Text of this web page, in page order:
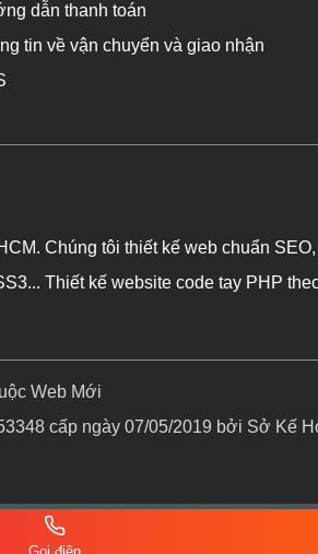
dẫn thanh toán
tin về vận chuyển và giao nhận
Chúng tôi thiết kế web chuẩn
Thiết kế website code tay PHP
Web Mới
cấp ngày 07/05/2019 bởi Sở Kế